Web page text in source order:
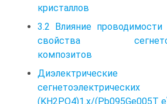
кристаллов
3.2 Влияние
свойства
композитов
(KH2PO4)1.x/(Pb095Ge005T